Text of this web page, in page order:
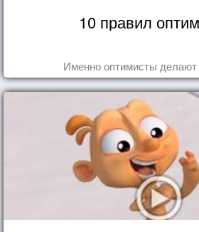
10 правил
Именно оптимисты